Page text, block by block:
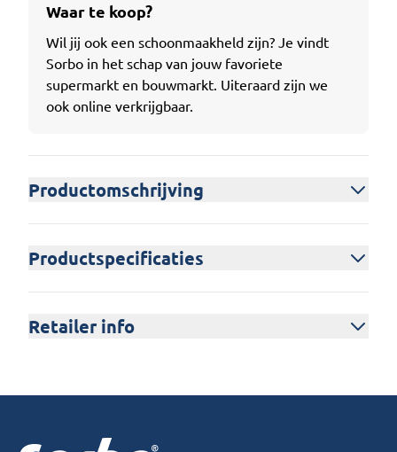
Waar te koop?
Wil jij ook een schoonmaakheld zijn? Je vindt
Sorbo in het schap van jouw favoriete
supermarkt en bouwmarkt. Uiteraard zijn we
ook online verkrijgbaar.
Productomschrijving
Productspecificaties
Retailer info